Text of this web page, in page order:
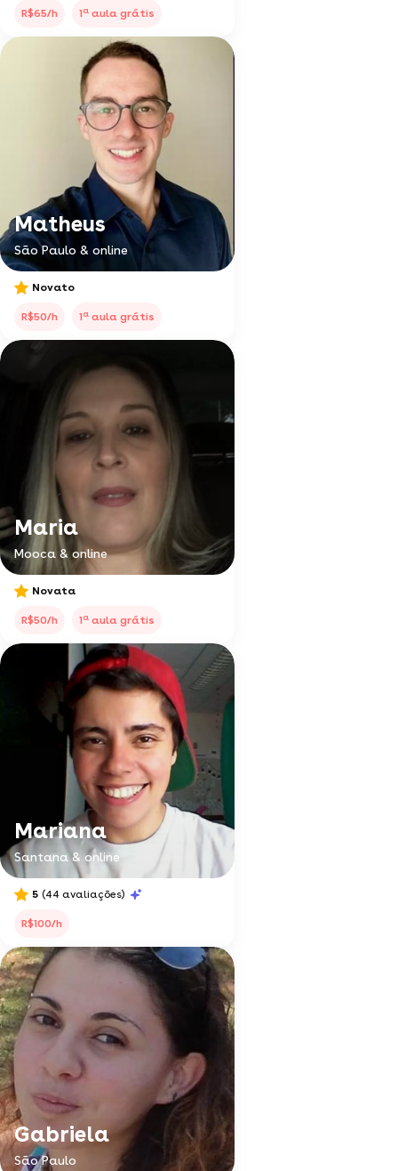
R$65/h 1a aula grátis
Matheus
São Paulo & online
Novato
R$50/h 1a aula grátis
Maria
Mooca & online
Novata
R$50/h 1a aula grátis
Mariana
Santana & online
5 (44 avaliações)
R$100/h
Gabriela
São Paulo